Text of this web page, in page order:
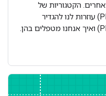
הקטגוריות של
אפליקציות שעלולות להזיק (PHA) עוזרות לנו להגדיר